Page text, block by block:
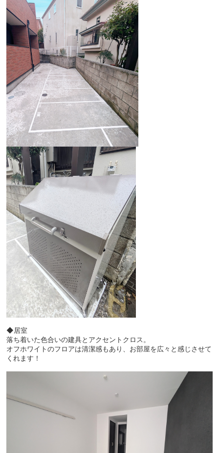
◆居室
落ち着いた色合いの建具とアクセントクロス。
オフホワイトのフロアは清潔感もあり、お部屋を広々と感じさせて
くれます！